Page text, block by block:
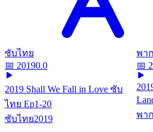
ซับไทย
📅 20190.0
2019 Shall We Fall in Love ซับ
ไทย Ep1-20
ซับไทย2019
พา
📅
พา